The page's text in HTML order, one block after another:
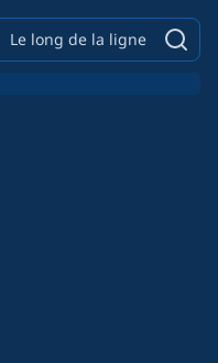
Le long de la ligne